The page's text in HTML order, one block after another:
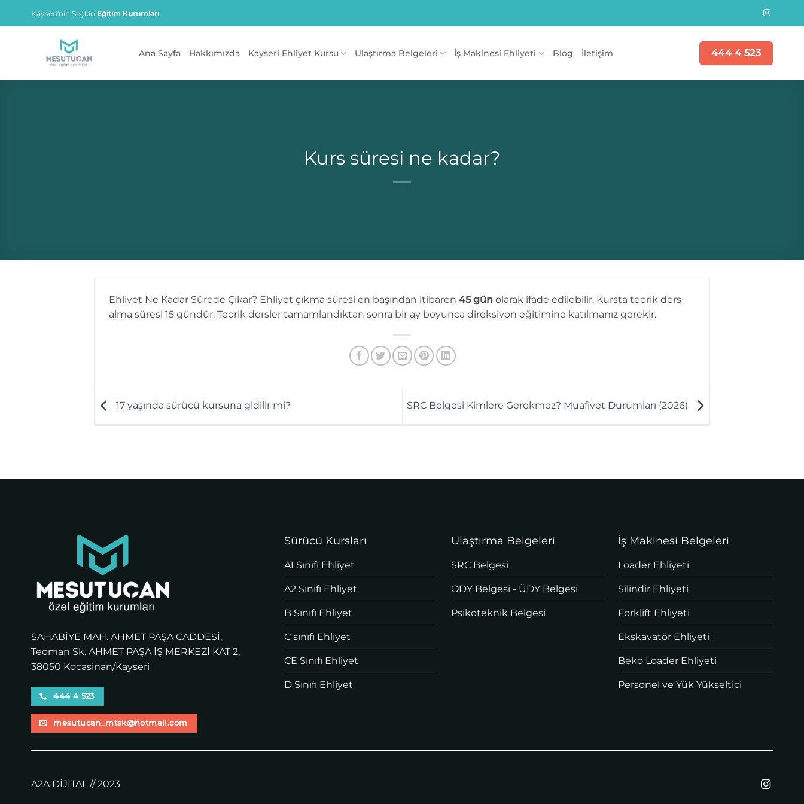
Kayseri'nin Seçkin Eğitim Kurumları
Ana Sayfa Hakkımızda Kayseri Ehliyet Kursu Ulaştırma Belgeleri İş Makinesi Ehliyeti Blog İletişim 444 4 523
Kurs süresi ne kadar?
Ehliyet Ne Kadar Sürede Çıkar? Ehliyet çıkma süresi en başından itibaren 45 günolarak ifade edilebilir. Kursta teorik ders
alma süresi 15 gündür. Teorik dersler tamamlandıktan sonra bir ay boyunca direksiyon eğitimine katılmanız gerekir.
17 yaşında sürücü kursuna gidilir mi? SRC Belgesi Kimlere Gerekmez? Muafiyet Durumları (2026)
SAHABİYE MAH. AHMET PAŞA CADDESİ,
Teoman Sk. AHMET PAŞA İŞ MERKEZİ KAT 2,
38050 Kocasinan/Kayseri
444 4 523
mesutucan_mtsk@hotmail.com
Sürücü Kursları
A1 Sınıfı Ehliyet
A2 Sınıfı Ehliyet
B Sınıfı Ehliyet
C sınıfı Ehliyet
CE Sınıfı Ehliyet
D Sınıfı Ehliyet
Ulaştırma Belgeleri
SRC Belgesi
ODY Belgesi - ÜDY Belgesi
Psikoteknik Belgesi
İş Makinesi Belgeleri
Loader Ehliyeti
Silindir Ehliyeti
Forklift Ehliyeti
Ekskavatör Ehliyeti
Beko Loader Ehliyeti
Personel ve Yük Yükseltici
A2A DİJİTAL // 2023